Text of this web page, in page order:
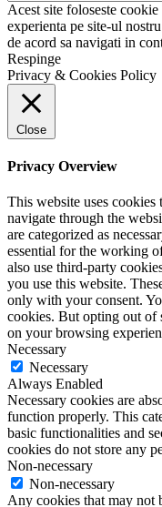
Acest site foloseste
experienta pe site-ul
de acord sa navigati in
Respinge
Privacy & Cookies Policy
Close
Privacy Overview
This website uses
navigate through the
are categorized as
essential for the working
also use third-party
you use this website.
only with your consent.
cookies. But opting out of
on your browsing
Necessary
Necessary
Always Enabled
Necessary cookies are
function properly. This
basic functionalities and
cookies do not store any
Non-necessary
Non-necessary
Any cookies that may not